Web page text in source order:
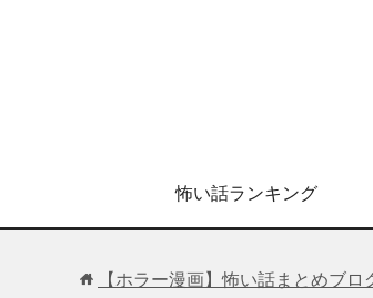
怖い話ランキング
【ホラー漫画】怖い話まとめブロ